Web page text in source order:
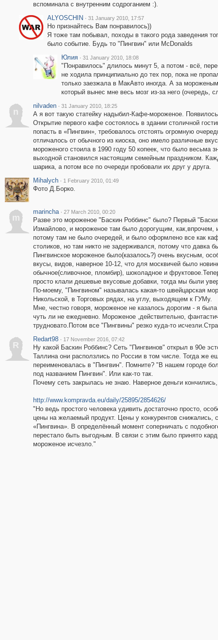
вспоминала с внутренним содроганием :).
ALYOSCHIN · 31 January 2010, 17:57
Но признайтесь Вам понравилось))
Я тоже там побывал, походы в такого рода заведения
было событие. Будь то "Пингвин" или McDonalds
Юлия · 31 January 2010, 18:08
"Понравилось" длилось минут 5, а потом - всё,
не ходила принципиально до тех пор, пока не
только заезжала в МакАвто иногда. А за
который вынес мне весь мозг из-за него (очередь,
n
nilvaden · 31 January 2010, 18:25
А я вот такую статейку надыбил-Кафе-мороженое.
Открытие первого кафе состоялось в здании столичной
попасть в «Пингвин», требовалось отстоять огромную
отличалось от обычного из киоска, оно имело различные
мороженого стоила в 1990 году 50 копеек, что было весьма
выходной становился настоящим семейным праздником.
шарика, а потом все по очереди пробовали их друг у друга.
Mihalych · 1 February 2010, 01:49
Фото Д.Борко.
m
marincha · 27 March 2010, 00:20
Разве это мороженое "Баскин Роббинс" было? Первый
Измайлово, и мороженое там было дорогущим, как,впрочем,
потому там не было очередей, и было оформлено все как
столиков, но там никто не задерживался, потому что давка
Пингвинское мороженое было(казалось?) очень вкусным,
вкусы, видов, наверное 10-12, что для москвичей было
обычное(сливочное, пломбир), шоколадное и
просто клали дешевые вкусовые добавки, тогда мы были
По-моему, "Пингвином" называлась какая-то швейцарская
Никольской, в Торговых рядах, на углу, выходящем к ГУМу.
Мне, честно говоря, мороженое не казалось дорогим - я
чуть ли не ежедневно. Мороженое ,действительно,
трудновато.Потом все "Пингвины" резко куда-то
R
Redart98 · 17 November 2016, 07:42
Ну какой Баскин Роббинс? Сеть "Пингвинов" открыл в 90е
Таллина они расползлись по России в том числе. Тогда же
переименовалась в "Пингвин". Помните? "В нашем городе
под названием Пингвин". Или как-то так.
Почему сеть закрылась не знаю. Наверное деньги
http://www.kompravda.eu/daily/25895/2854626/
"Но ведь простого человека удивить достаточно просто,
цены на желаемый продукт. Цены у конкурентов снижались,
«Пингвина». В определённый момент соперничать с
перестало быть выгодным. В связи с этим было принято
мороженое исчезло."